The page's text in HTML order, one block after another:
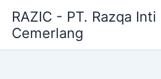
content
RAZIC - PT. Razqa Inti
Cemerlang